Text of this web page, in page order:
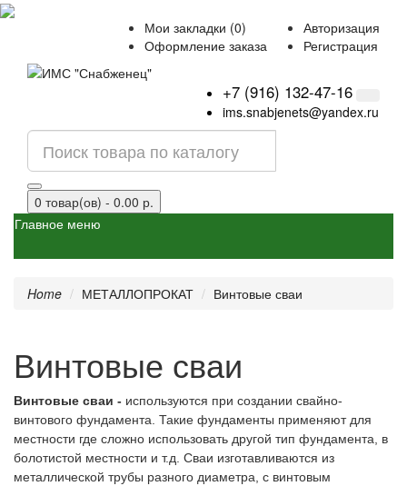
Авторизация
Регистрация
Мои закладки (0)
Оформление заказа
+7 (916) 132-47-16
ims.snabjenets@yandex.ru
0 товар(ов) - 0.00 р.
Главное меню
Home МЕТАЛЛОПРОКАТ Винтовые сваи
Винтовые сваи
Винтовые сваи - используются при создании свайно-
винтового фундамента. Такие фундаменты применяют для
местности где сложно использовать другой тип фундамента, в
болотистой местности и т.д. Сваи изготавливаются из
металлической трубы разного диаметра, с винтовым